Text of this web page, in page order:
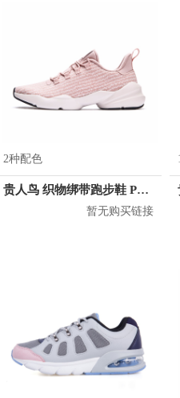
2种配色
贵人鸟 织物绑带跑步鞋 P94258
暂无购买链接